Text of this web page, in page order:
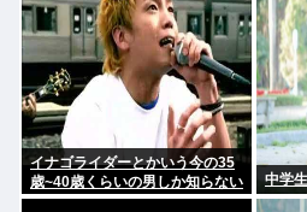
イナゴライダーとかいう今の35
歳~40歳くらいの男しか知らない
バンドwww
中学